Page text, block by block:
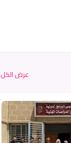
عرض الكل